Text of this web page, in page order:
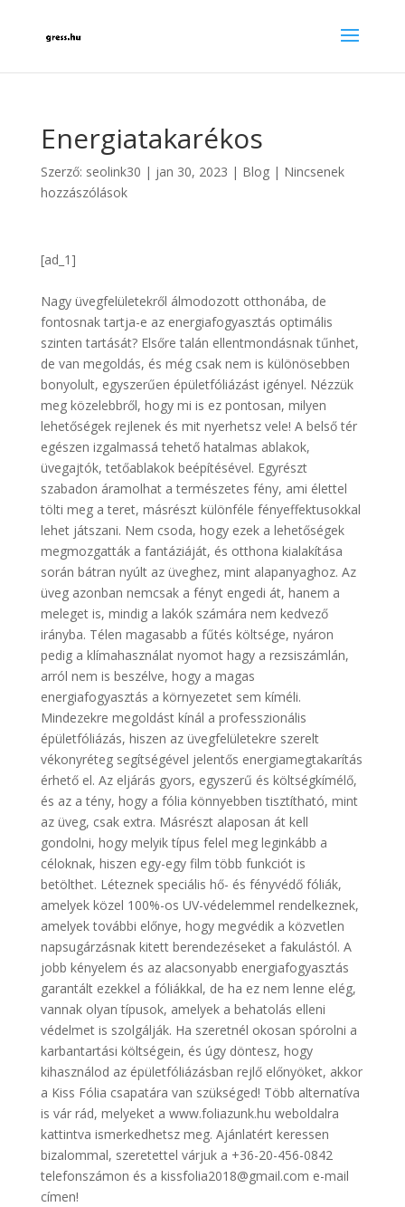
Energiatakarékos
Szerző: seolink30 | jan 30, 2023 | Blog| Nincsenek
hozzászólások
[ad_1]
Nagy üvegfelületekről álmodozott otthonába, de
fontosnak tartja-e az energiafogyasztás optimális
szinten tartását? Elsőre talán ellentmondásnak tűnhet,
de van megoldás, és még csak nem is különösebben
bonyolult, egyszerűen épületfóliázást igényel. Nézzük
meg közelebbről, hogy mi is ez pontosan, milyen
lehetőségek rejlenek és mit nyerhetsz vele! A belső tér
egészen izgalmassá tehető hatalmas ablakok,
üvegajtók, tetőablakok beépítésével. Egyrészt
szabadon áramolhat a természetes fény, ami élettel
tölti meg a teret, másrészt különféle fényeffektusokkal
lehet játszani. Nem csoda, hogy ezek a lehetőségek
megmozgatták a fantáziáját, és otthona kialakítása
során bátran nyúlt az üveghez, mint alapanyaghoz. Az
üveg azonban nemcsak a fényt engedi át, hanem a
meleget is, mindig a lakók számára nem kedvező
irányba. Télen magasabb a fűtés költsége, nyáron
pedig a klímahasználat nyomot hagy a rezsiszámlán,
arról nem is beszélve, hogy a magas
energiafogyasztás a környezetet sem kíméli.
Mindezekre megoldást kínál a professzionális
épületfóliázás, hiszen az üvegfelületekre szerelt
vékonyréteg segítségével jelentős energiamegtakarítás
érhető el. Az eljárás gyors, egyszerű és költségkímélő,
és az a tény, hogy a fólia könnyebben tisztítható, mint
az üveg, csak extra. Másrészt alaposan át kell
gondolni, hogy melyik típus felel meg leginkább a
céloknak, hiszen egy-egy film több funkciót is
betölthet. Léteznek speciális hő- és fényvédő fóliák,
amelyek közel 100%-os UV-védelemmel rendelkeznek,
amelyek további előnye, hogy megvédik a közvetlen
napsugárzásnak kitett berendezéseket a fakulástól. A
jobb kényelem és az alacsonyabb energiafogyasztás
garantált ezekkel a fóliákkal, de ha ez nem lenne elég,
vannak olyan típusok, amelyek a behatolás elleni
védelmet is szolgálják. Ha szeretnél okosan spórolni a
karbantartási költségein, és úgy döntesz, hogy
kihasználod az épületfóliázásban rejlő előnyöket, akkor
a Kiss Fólia csapatára van szükséged! Több alternatíva
is vár rád, melyeket a www.foliazunk.hu weboldalra
kattintva ismerkedhetsz meg. Ajánlatért keressen
bizalommal, szeretettel várjuk a +36-20-456-0842
telefonszámon és a kissfolia2018@gmail.com e-mail
címen!